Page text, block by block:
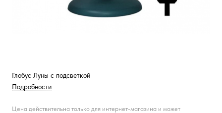
Глобус Луны с подсветкой
Подробности
Цена действительна только для интернет-магазина и может